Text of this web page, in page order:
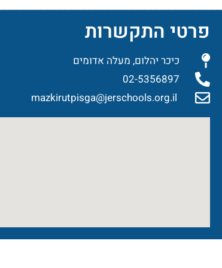
פרטי התקשרות
כיכר יהלום, מעלה אדומים
02-5356897
mazkirutpisga@jerschools.org.il